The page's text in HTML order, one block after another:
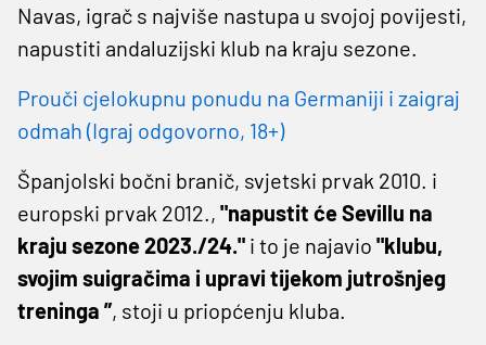
Navas, igrač s najviše nastupa u svojoj povijesti,
napustiti andaluzijski klub na kraju sezone.
Prouči cjelokupnu ponudu na Germaniji i zaigraj
odmah (Igraj odgovorno, 18+)
Španjolski bočni branič, svjetski prvak 2010. i
europski prvak 2012., "napustit će Sevillu na
kraju sezone 2023./24." i to je najavio "klubu,
svojim suigračima i upravi tijekom jutrošnjeg
treninga ”, stoji u priopćenju kluba.